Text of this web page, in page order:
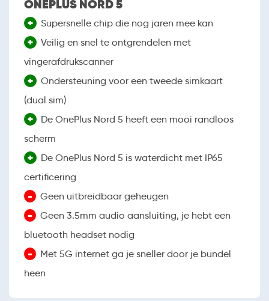
ONEPLUS NORD 5
+ Supersnelle chip die nog jaren mee kan
+
Veilig en snel te ontgrendelen met
vingerafdrukscanner
+
Ondersteuning voor een tweede simkaart
(dual sim)
+
De OnePlus Nord 5 heeft een mooi randloos
scherm
+
De OnePlus Nord 5 is waterdicht met IP65
certificering
- Geen uitbreidbaar geheugen
-
Geen 3.5mm audio aansluiting, je hebt een
bluetooth headset nodig
-
Met 5G internet ga je sneller door je bundel
heen